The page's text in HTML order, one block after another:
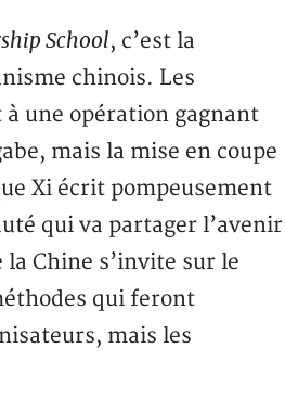
School, c’est la
chinois. Les
une opération gagnant
mais la mise en coupe
Xi écrit pompeusement
qui va partager l’avenir
Chine s’invite sur le
qui feront
mais les